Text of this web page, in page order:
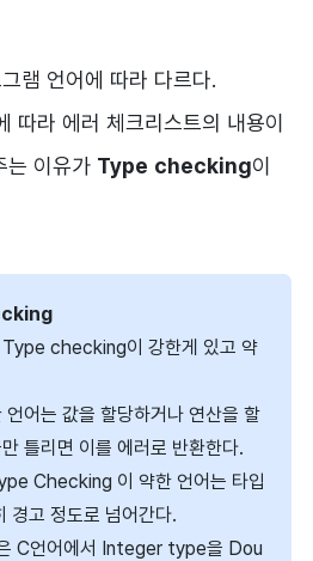
램 언어에 따라 다르다.
라 에러 체크리스트의 내용이
는 이유가 Type checking이
Type checking이 강한게 있고 약
어는 값을 할당하거나 연산을 할
틀리면 이를 에러로 반환한다.
Checking 이 약한 언어는 타입
경고 정도로 넘어간다.
C언어에서 Integer type을 Dou